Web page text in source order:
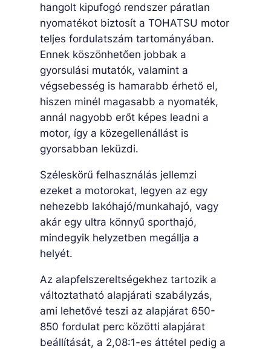
é
g
hangolt kipufogó rendszer páratlan
nyomatékot biztosít a TOHATSU motor
teljes fordulatszám tartományában.
Ennek köszönhetően jobbak a
gyorsulási mutatók, valamint a
végsebesség is hamarabb érhető el,
hiszen minél magasabb a nyomaték,
annál nagyobb erőt képes leadni a
motor, így a közegellenállást is
gyorsabban leküzdi.
Széleskörű felhasználás jellemzi
ezeket a motorokat, legyen az egy
nehezebb lakóhajó/munkahajó, vagy
akár egy ultra könnyű sporthajó,
mindegyik helyzetben megállja a
helyét.
Az alapfelszereltségekhez tartozik a
változtatható alapjárati szabályzás,
ami lehetővé teszi az alapjárat 650-
850 fordulat perc közötti alapjárat
beállítását, a 2,08:1-es áttétel pedig a